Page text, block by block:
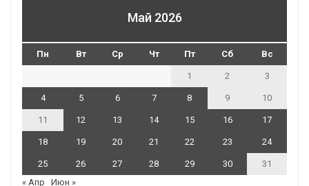
Май 2026
Пн Вт Ср Чт Пт Сб Вс
1 2 3
4 5 6 7 8 9 10
11 12 13 14 15 16 17
18 19 20 21 22 23 24
25 26 27 28 29 30
31
« Апр
Июн »